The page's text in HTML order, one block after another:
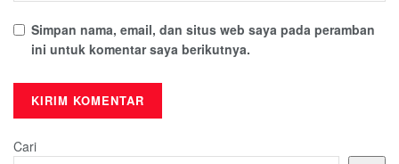
Simpan nama, email, dan situs web saya pada peramban
ini untuk komentar saya berikutnya.
Cari